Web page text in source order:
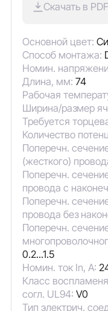
Скачать в PDF
Основной цвет:
Способ монтажа:
Номин.
Длина, мм: 74
Рабочая
Ширина/размер
Требуется
Количество
Поперечн.
(жесткого)
Поперечн.
провода с
Поперечн.
провода без
Поперечн.
0.2...1.5
Номин. ток In, А:
Класс
согл. UL94: V0
Тип электрич.